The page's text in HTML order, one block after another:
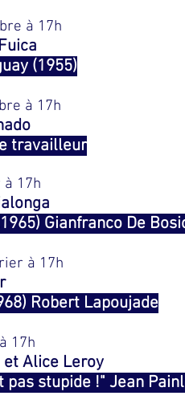
à 17h
(1955)
à 17h
travailleur
17h
Gianfranco De
à 17h
Robert Lapoujade
17h
Alice Leroy
pas stupide !" Jean